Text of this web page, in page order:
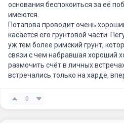
основания беспокоиться за её
имеются.
Потапова проводит очень
касается его грунтовой части.
уж тем более римский грунт,
связи с чем набравшая хороший
размочить счёт в личных
встречались только на харде,
время для Потаповой одержать
0